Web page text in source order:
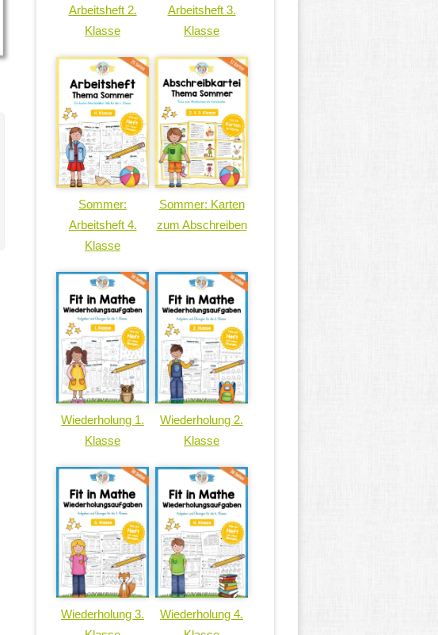
Arbeitsheft 2.
Klasse
Arbeitsheft 3.
Klasse
Sommer:
Arbeitsheft 4.
Klasse
Sommer: Karten
zum Abschreiben
Wiederholung 1.
Klasse
Wiederholung 2.
Klasse
Wiederholung 3.
Wiederholung 4.